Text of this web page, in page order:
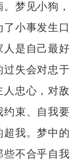
梦见小狗，
小事发生口
人是自己最好
过失会对忠于
人忠心，对敌
约束、自我要
超我。梦中的
些不合乎自我